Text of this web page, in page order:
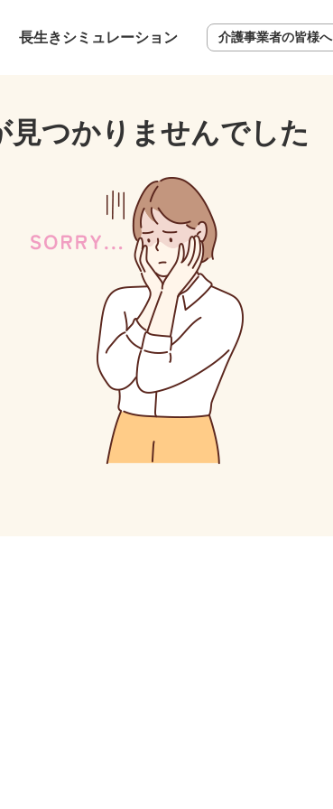
長生きシミュレーション 介護事業者の皆様へ
見つかりませんでした